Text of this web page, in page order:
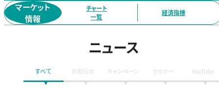
マーケット
情報
チャート
一覧
経済指標
ニュース
すべて お知らせ キャンペーン セミナー YouTube